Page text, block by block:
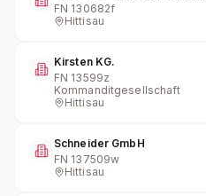
FN 130682f
Hittisau
Kirsten KG.
FN 13599z
Kommanditgesellschaft
Hittisau
Schneider GmbH
FN 137509w
Hittisau